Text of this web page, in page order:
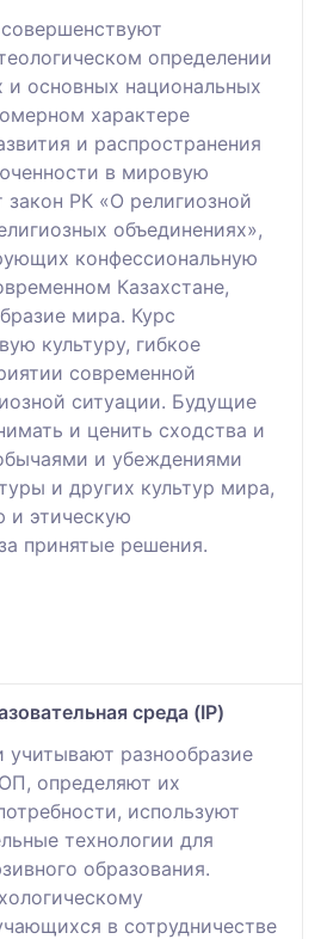
определении
и основных национальных
характере
и распространения
в мировую
закон РК «О религиозной
объединениях»,
конфессиональную
Казахстане,
мира. Курс
культуру, гибкое
современной
ситуации. Будущие
и ценить сходства и
и убеждениями
и других культур мира,
и этическую
принятые решения.
среда (IP)
учитывают разнообразие
определяют их
используют
технологии для
образования.
в сотрудничестве